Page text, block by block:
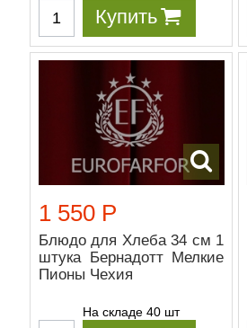
Купить
1 550 Р
Блюдо для Хлеба 34 см 1
штука Бернадотт Мелкие
Пионы Чехия
На складе 40 шт